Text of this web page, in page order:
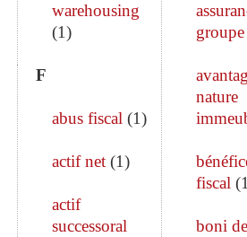
warehousing
(1)
F
abus fiscal (1)
actif net(1)
actif
successoral
groupe
nature
fiscal (
boni de